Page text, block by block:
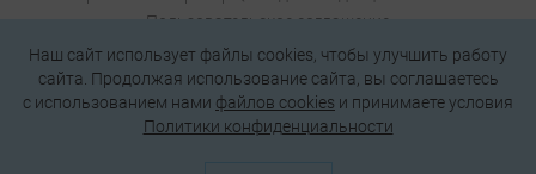
Пользовательское соглашение
Политика конфиденциальности
Подписаться на рассылку
Наш сайт использует файлы cookies, чтобы улучшить работу
сайта. Продолжая использование сайта, вы соглашаетесь
c использованием нами файлов cookies и принимаете условия
Политики конфиденциальности